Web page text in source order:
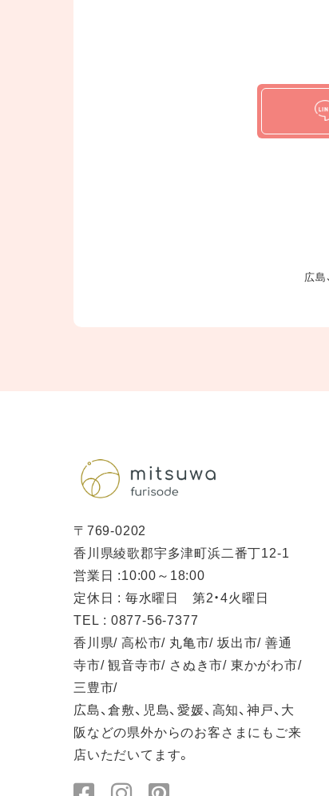
広島
〒769-0202
香川県綾歌郡宇多津町浜二番丁12-1
営業日 :10:00～18:00
定休日 : 毎水曜日 第2・4火曜日
TEL : 0877-56-7377
香川県/ 高松市/ 丸亀市/ 坂出市/ 善通
寺市/ 観音寺市/ さぬき市/ 東かがわ市/
三豊市/
広島、倉敷、児島、愛媛、高知、神戸、大
阪などの県外からのお客さまにもご来
店いただいてます。